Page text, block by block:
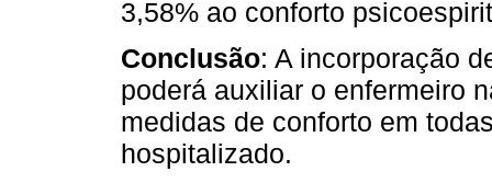
3,58% ao conforto
Conclusão: A incorporação
poderá auxiliar o enfermeiro
medidas de conforto em
hospitalizado.